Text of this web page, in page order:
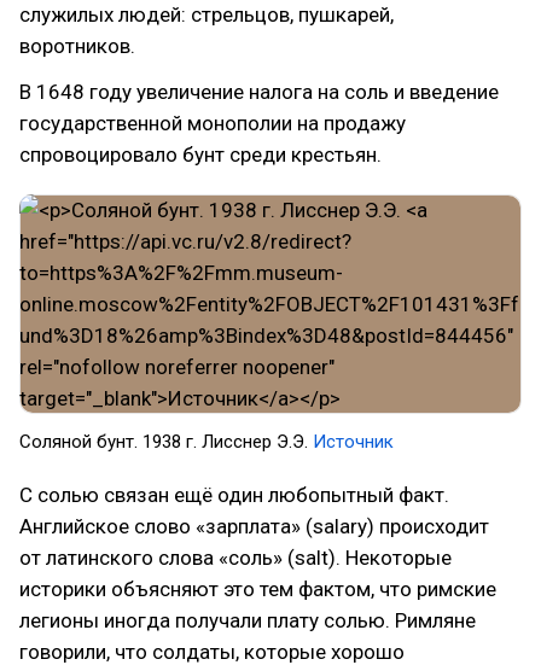
служилых людей: стрельцов, пушкарей,
воротников.
В 1648 году увеличение налога на соль и введение
государственной монополии на продажу
спровоцировало бунт среди крестьян.
Соляной бунт. 1938 г. Лисснер Э.Э. Источник
С солью связан ещё один любопытный факт.
Английское слово «зарплата» (salary) происходит
от латинского слова «соль» (salt). Некоторые
историки объясняют это тем фактом, что римские
легионы иногда получали плату солью. Римляне
говорили, что солдаты, которые хорошо